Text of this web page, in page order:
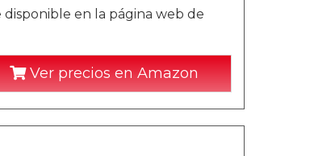
en la página web de
Ver precios en Amazon